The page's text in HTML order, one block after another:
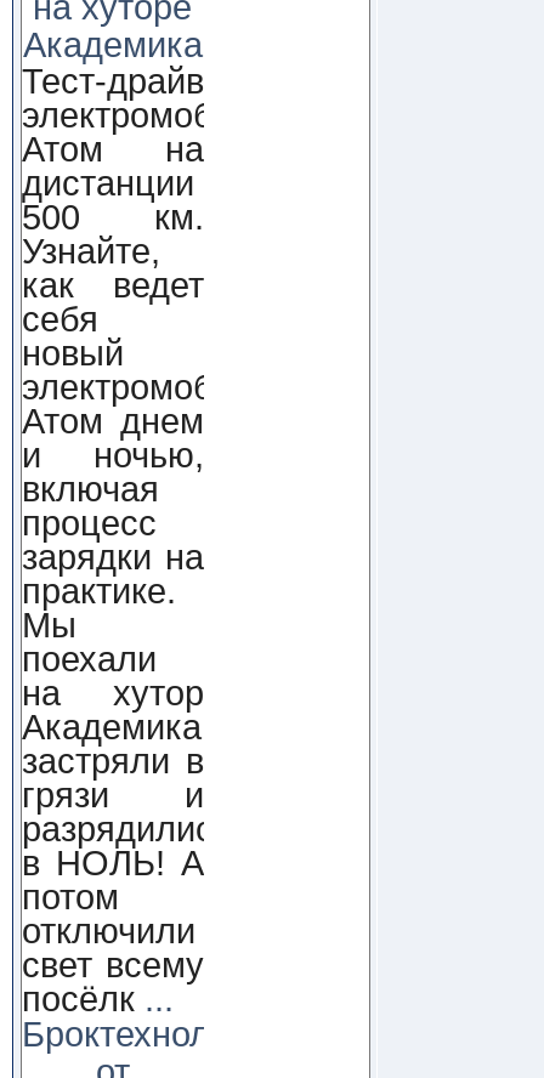
Академика
Тест-драйв
электромобиля
Атом на
дистанции
500 км.
Узнайте,
как ведет
себя
новый
электромобиль
Атом днем
и ночью,
включая
процесс
зарядки на
практике.
Мы
поехали
на хутор
Академика,
застряли в
грязи и
разрядились
в НОЛЬ! А
потом
отключили
свет всему
посёлк ...
Броктехнолоджи: